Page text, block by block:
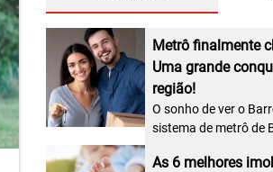
Metrô finalmente
Uma grande
região!
O sonho de ver o
sistema de metrô de
As 6 melhores